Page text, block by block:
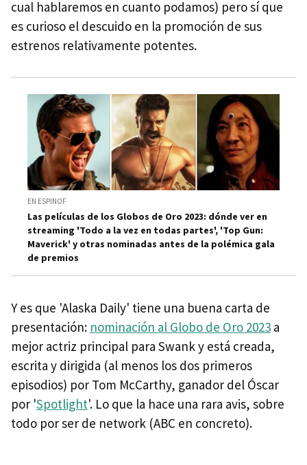
cual hablaremos en cuanto podamos) pero sí que
es curioso el descuido en la promoción de sus
estrenos relativamente potentes.
EN ESPINOF
Las películas de los Globos de Oro 2023: dónde ver en
streaming 'Todo a la vez en todas partes', 'Top Gun:
Maverick' y otras nominadas antes de la polémica gala
de premios
Y es que 'Alaska Daily' tiene una buena carta de
presentación: nominación al Globo de Oro 2023 a
mejor actriz principal para Swank y está creada,
escrita y dirigida (al menos los dos primeros
episodios) por Tom McCarthy, ganador del Óscar
por 'Spotlight'. Lo que la hace una rara avis, sobre
todo por ser de network (ABC en concreto).